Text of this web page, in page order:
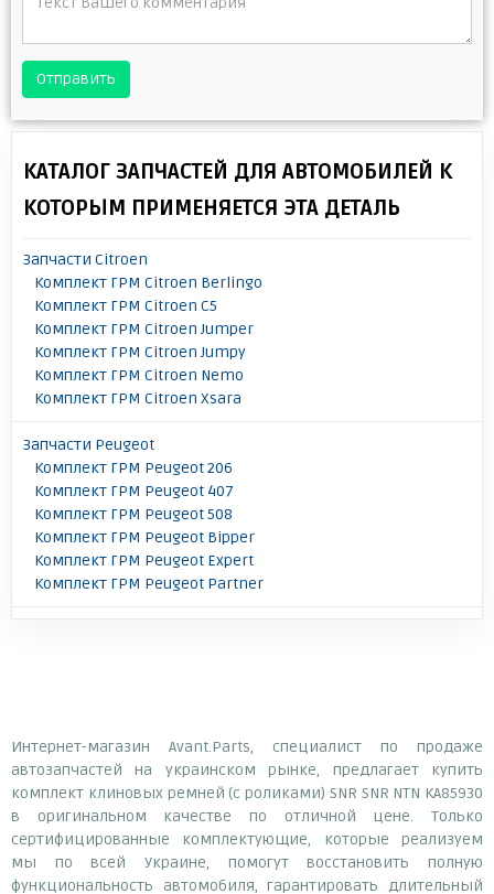
Отправить
КАТАЛОГ ЗАПЧАСТЕЙ ДЛЯ АВТОМОБИЛЕЙ К
КОТОРЫМ ПРИМЕНЯЕТСЯ ЭТА ДЕТАЛЬ
Запчасти Citroen
Комплект ГРМ Citroen Berlingo
Комплект ГРМ Citroen C5
Комплект ГРМ Citroen Jumper
Комплект ГРМ Citroen Jumpy
Комплект ГРМ Citroen Nemo
Комплект ГРМ Citroen Xsara
Запчасти Peugeot
Комплект ГРМ Peugeot 206
Комплект ГРМ Peugeot 407
Комплект ГРМ Peugeot 508
Комплект ГРМ Peugeot Bipper
Комплект ГРМ Peugeot Expert
Комплект ГРМ Peugeot Partner
Интернет-магазин Avant.Parts, специалист по продаже
автозапчастей на украинском рынке, предлагает купить
комплект клиновых ремней (с роликами) SNR SNR NTN KA85930
в оригинальном качестве по отличной цене. Только
сертифицированные комплектующие, которые реализуем
мы по всей Украине, помогут восстановить полную
функциональность автомобиля, гарантировать длительный